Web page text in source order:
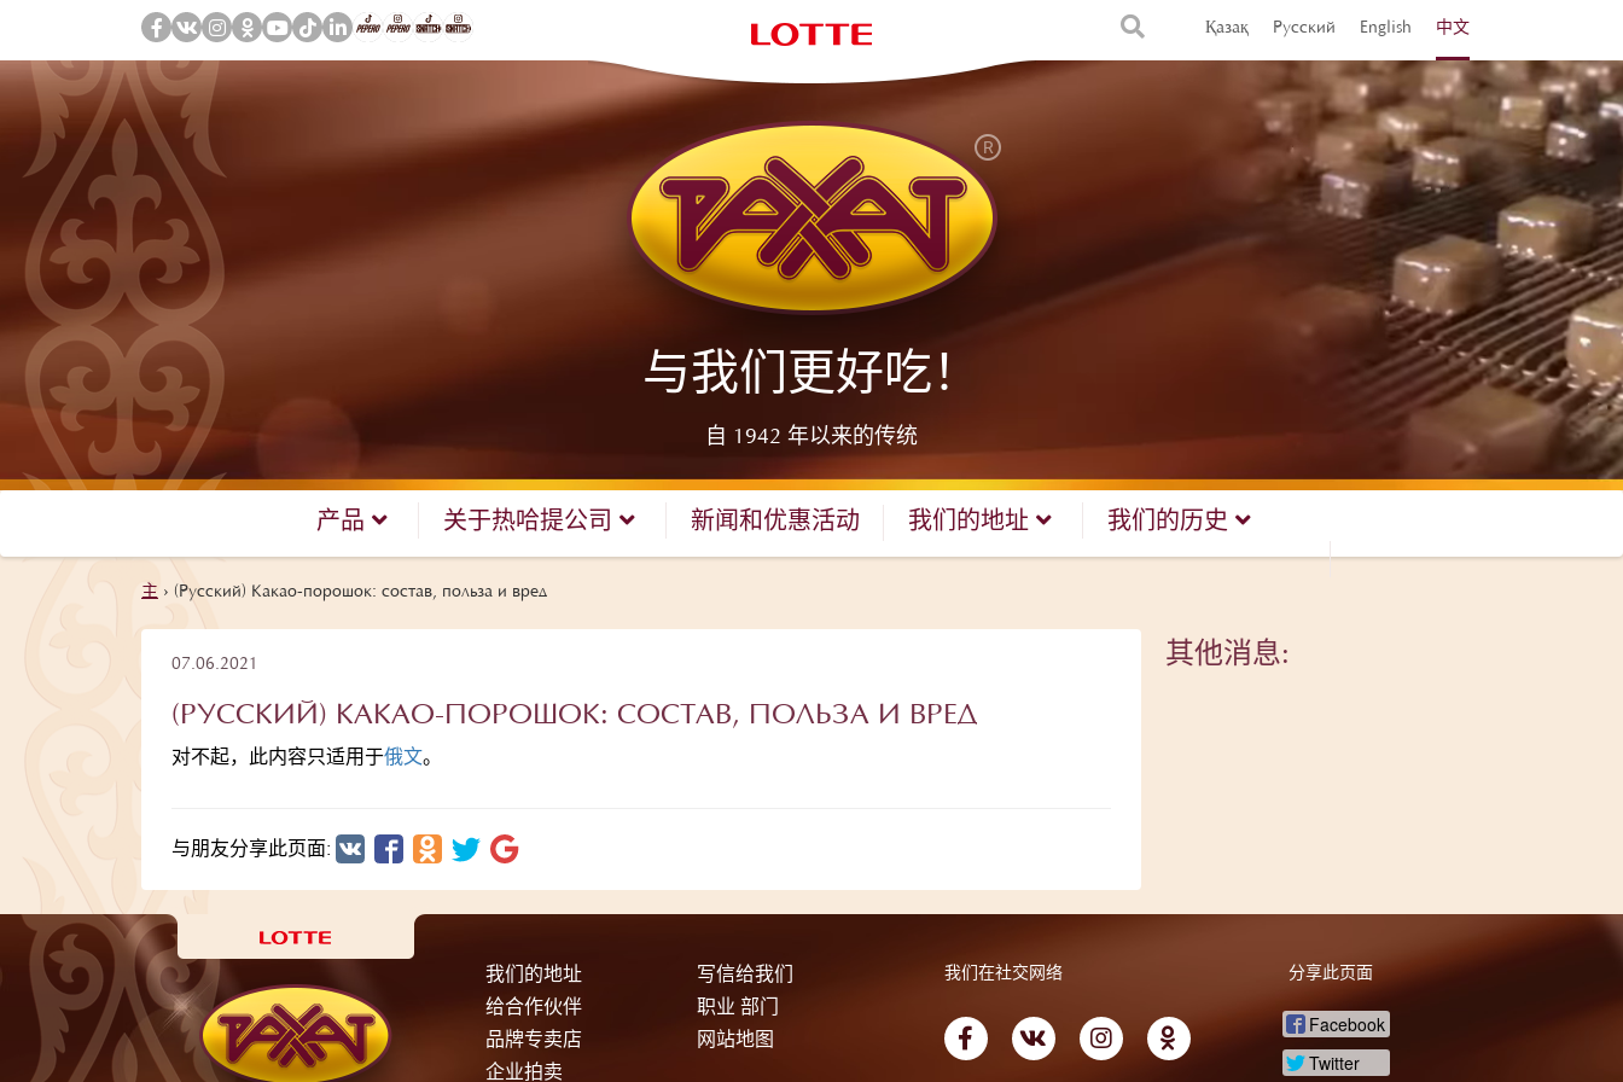
Қазақ Русский English 中文
与我们更好吃！
自 1942 年以来的传统
产品 关于热哈提公司 新闻和优惠活动 我们的地址 我们的历史
主 › (Русский) Какао-порошок: состав, польза и вред
07.06.2021
(РУССКИЙ) КАКАО-ПОРОШОК: СОСТАВ, ПОЛЬЗА И ВРЕД
对不起，此内容只适用于俄文。
与朋友分享此页面:
其他消息:
我们的地址
写信给我们
给合作伙伴
职业 部门
品牌专卖店
网站地图
企业拍卖
我们在社交网络 分享此页面
Facebook
Twitter